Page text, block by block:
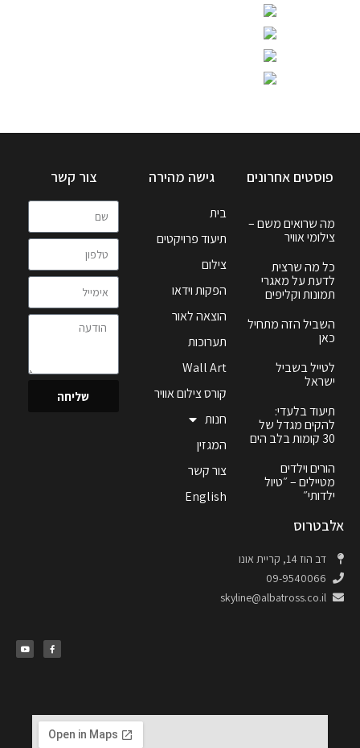
פוסטים אחרונים
מה שרואים משם –
צילומי אוויר
כל מה שרצית
לדעת על מאגרי
תמונות וקליפים
השביל הזה מתחיל
כאן
לטייל בשביל
ישראל
תיעוד בלעדי:
להקים מגדל של
30 קומות בלב הים
הורים וילדים
מטיילים – ״טיול
ילדותי״
גישה מהירה
בית
תיעוד פרויקטים
צילום
הפקות וידאו
הוצאה לאור
תערוכות
Wall Art
קורס צילום אוויר
חנות
המגזין
צור קשר
English
צור קשר
שליחה
אלבטרוס
דב הוז 14, קריית אונו
09-9540066
skyline@albatross.co.il